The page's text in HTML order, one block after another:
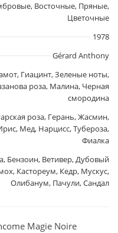
Восточные, Пряные,
Цветочные
1978
Gérard Anthony
Гиацинт, Зеленые ноты,
роза, Малина, Черная
смородина
роза, Герань, Жасмин,
Мед, Нарцисс, Тубероза,
Фиалка
Бензоин, Ветивер, Дубовый
Кастореум, Кедр, Мускус,
Олибанум, Пачули, Сандал
Magie Noire